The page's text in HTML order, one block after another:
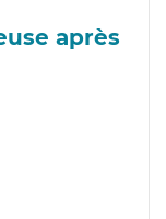
après